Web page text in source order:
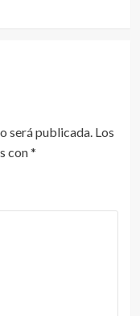
será publicada. Los
con*